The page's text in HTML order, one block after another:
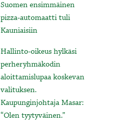
Suomen ensimmäinen
pizza-automaatti tuli
Kauniaisiin
Hallinto-oikeus hylkäsi
perheryhmäkodin
aloittamislupaa koskevan
valituksen.
Kaupunginjohtaja Masar:
“Olen tyytyväinen.”